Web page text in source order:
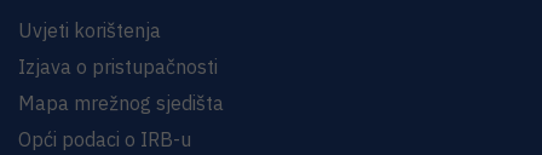
Uvjeti korištenja
Izjava o pristupačnosti
Mapa mrežnog sjedišta
Opći podaci o IRB-u